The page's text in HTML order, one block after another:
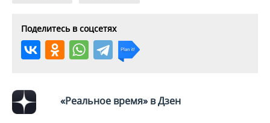
Поделитесь в соцсетях
«Реальное время» в Дзен